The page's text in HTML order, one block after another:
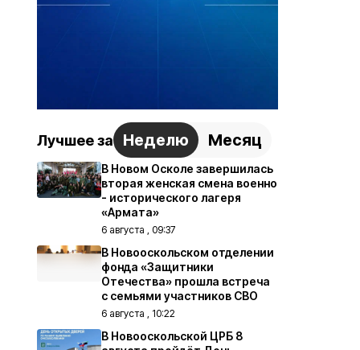
Лучшее за Неделю Месяц
В Новом Осколе завершилась
вторая женская смена военно
- исторического лагеря
«Армата»
6 августа , 09:37
В Новооскольском отделении
фонда «Защитники
Отечества» прошла встреча
с семьями участников СВО
6 августа , 10:22
В Новооскольской ЦРБ 8